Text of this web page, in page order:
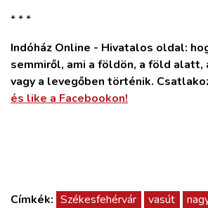
* * *
Indóház Online - Hivatalos oldal:
semmiről, ami a földön, a föld alatt,
vagy a levegőben történik.
és like a Facebookon!
Címkék: Székesfehérvár vasút